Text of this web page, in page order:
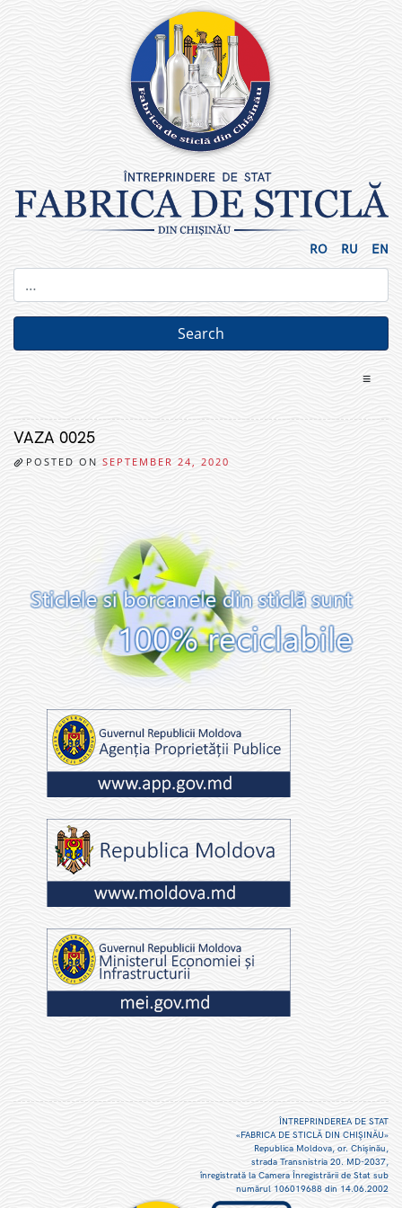
RO RU EN
≡
VAZA 0025
POSTED ON SEPTEMBER 24, 2020
ÎNTREPRINDEREA DE STAT
«FABRICA DE STICLĂ DIN CHIŞINĂU»
Republica Moldova, or. Chişinău,
strada Transnistria 20. MD-2037,
înregistrată la Camera Înregistrării de Stat sub
numărul 106019688 din 14.06.2002